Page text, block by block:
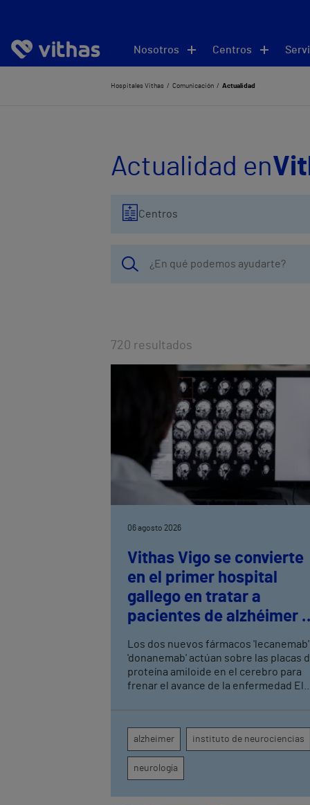
Nosotros Centros
Hospitales Vithas Comunicación Actualidad
Actualidad en
Centros
720 resultados
06 agosto 2026
Vithas Vigo se convierte
en el primer hospital
gallego en tratar a
pacientes de alzhéimer
fase leve con terapias
antiamiloide
Los dos nuevos fármacos 'lecanemab'
'donanemab' actúan sobre las placas
proteína amiloide en el cerebro para
frenar el avance de la enfermedad El
para el exhaustivo seguimiento clínico
de cada paciente
alzheimer instituto de neurociencias
neurología